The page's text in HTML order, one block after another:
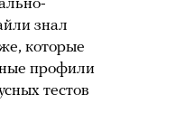
знал
которые
профили
тестов